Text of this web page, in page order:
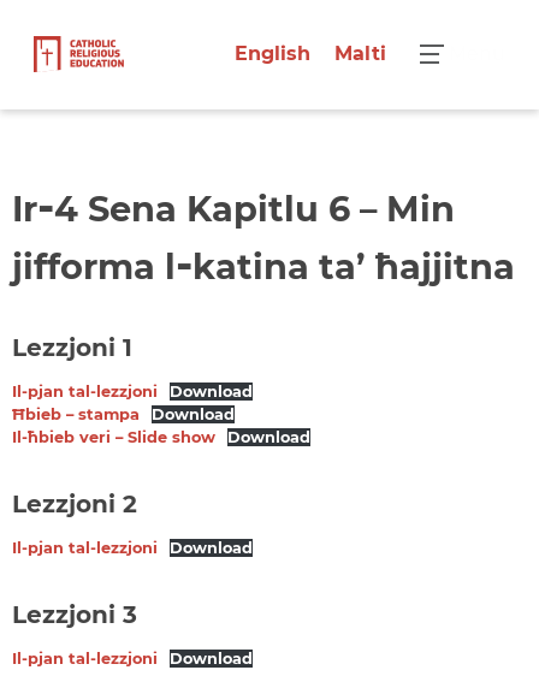
English Malti
Ir‑4 Sena Kapitlu 6 – Min
jifforma l‑katina ta’ ħajjitna
Lezzjoni 1
Il-pjan tal-lezzjoni
Download
Ħbieb – stampa
Download
Il-ħbieb veri – Slide show
Download
Lezzjoni 2
Il-pjan tal-lezzjoni Download
Lezzjoni 3
Il-pjan tal-lezzjoni Download